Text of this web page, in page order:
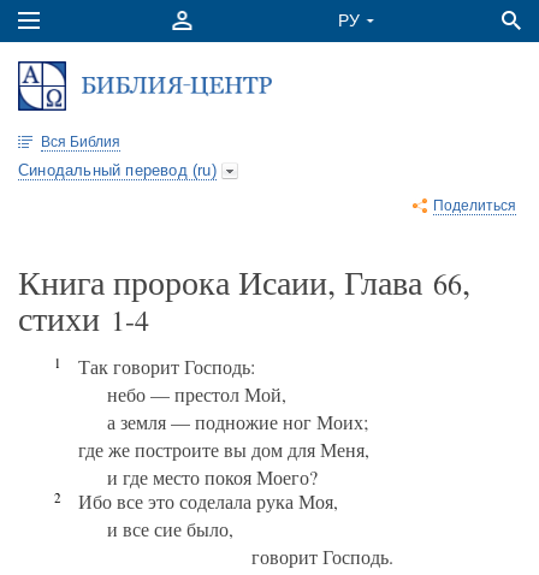
Вся Библия
Синодальный перевод (ru)
Поделиться
Книга пророка Исаии, Глава 66,
стихи 1-4
1
Так говорит Господь:
небо — престол Мой,
а земля — подножие ног Моих;
где же построите вы дом для Меня,
и где место покоя Моего?
2
Ибо все это соделала рука Моя,
и все сие было,
говорит Господь.